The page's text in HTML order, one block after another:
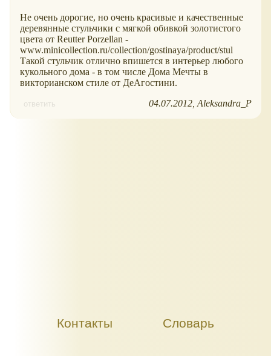
Не очень дорогие, но очень красивые и качественные
деревянные стульчики с мягкой обивкой золотистого
цвета от Reutter Porzellan -
www.minicollection.ru/collection/gostinaya/product/stul
Такой стульчик отлично впишется в интерьер любого
кукольного дома - в том числе Дома Мечты в
викторианском стиле от ДеАгостини.
ответить 04.07.2012 Aleksandra_P
Контакты Словарь